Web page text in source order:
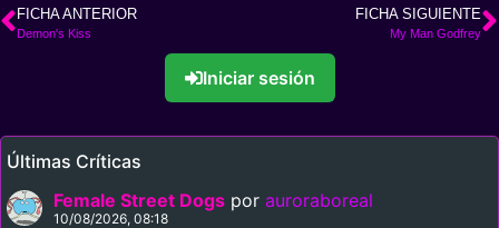
FICHA ANTERIOR
Demon's Kiss
FICHA SIGUIENTE
My Man Godfrey
Iniciar sesión
Últimas Críticas
Female Street Dogs por auroraboreal
10/08/2026, 08:18